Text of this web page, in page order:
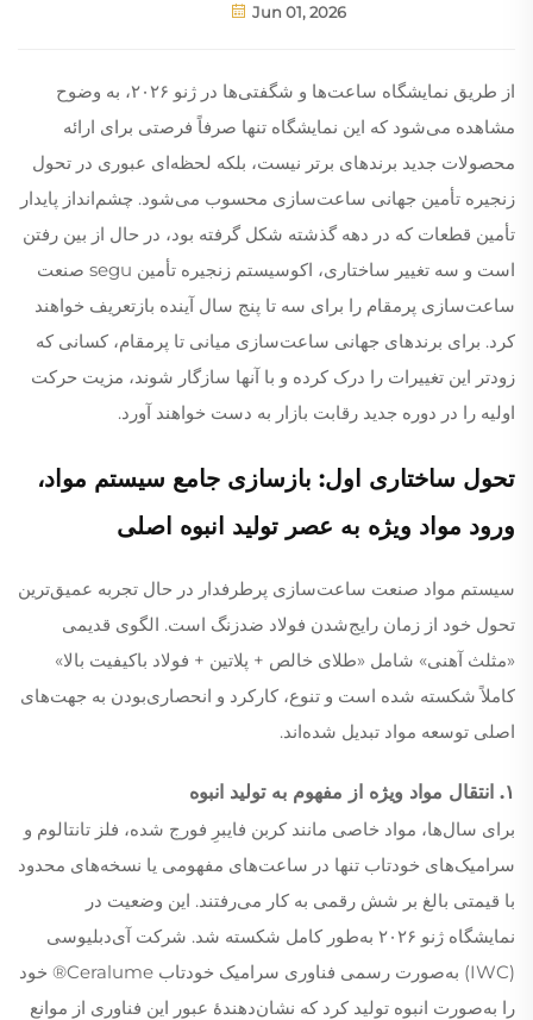
Jun 01, 2026
از طریق نمایشگاه ساعت‌ها و شگفتی‌ها در ژنو ۲۰۲۶، به وضوح
مشاهده می‌شود که این نمایشگاه تنها صرفاً فرصتی برای ارائه
محصولات جدید برندهای برتر نیست، بلکه لحظه‌ای عبوری در تحول
زنجیره تأمین جهانی ساعت‌سازی محسوب می‌شود. چشم‌انداز پایدار
تأمین قطعات که در دهه گذشته شکل گرفته بود، در حال از بین رفتن
است و سه تغییر ساختاری، اکوسیستم زنجیره تأمین segu صنعت
ساعت‌سازی پرمقام را برای سه تا پنج سال آینده بازتعریف خواهند
کرد. برای برندهای جهانی ساعت‌سازی میانی تا پرمقام، کسانی که
زودتر این تغییرات را درک کرده و با آنها سازگار شوند، مزیت حرکت
اولیه را در دوره جدید رقابت بازار به دست خواهند آورد.
تحول ساختاری اول: بازسازی جامع سیستم مواد،
ورود مواد ویژه به عصر تولید انبوه اصلی
سیستم مواد صنعت ساعت‌سازی پرطرفدار در حال تجربه عمیق‌ترین
تحول خود از زمان رایج‌شدن فولاد ضدزنگ است. الگوی قدیمی
«مثلث آهنی» شامل «طلای خالص + پلاتین + فولاد باکیفیت بالا»
کاملاً شکسته شده است و تنوع، کارکرد و انحصاری‌بودن به جهت‌های
اصلی توسعه مواد تبدیل شده‌اند.
۱. انتقال مواد ویژه از مفهوم به تولید انبوه
برای سال‌ها، مواد خاصی مانند کربن فایبرِ فورج شده، فلز تانتالوم و
سرامیک‌های خودتاب تنها در ساعت‌های مفهومی یا نسخه‌های محدود
با قیمتی بالغ بر شش رقمی به کار می‌رفتند. این وضعیت در
نمایشگاه ژنو ۲۰۲۶ به‌طور کامل شکسته شد. شرکت آی‌دبلیو‌سی
(IWC) به‌صورت رسمی فناوری سرامیک خودتاب Ceralume® خود
را به‌صورت انبوه تولید کرد که نشان‌دهندهٔ عبور این فناوری از موانع